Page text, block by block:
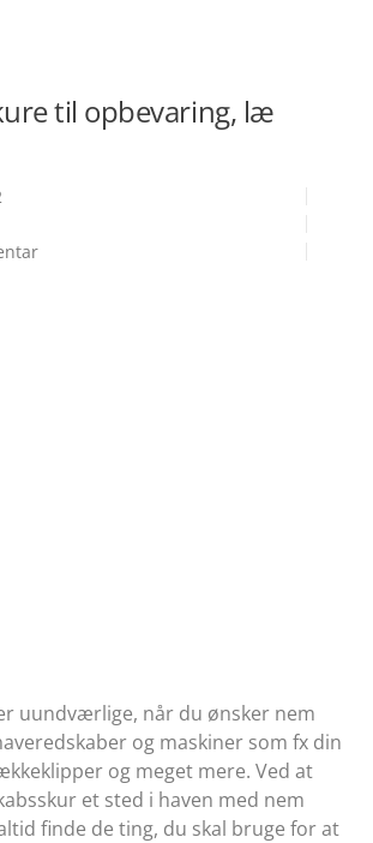
til opbevaring, læ
uundværlige, når du ønsker nem
og maskiner som fx din
og meget mere. Ved at
et sted i haven med nem
finde de ting, du skal bruge for at